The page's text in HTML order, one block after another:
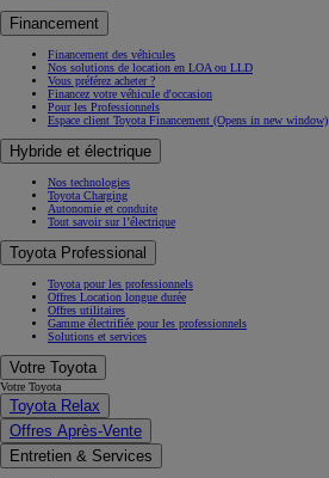
Financement
Financement des véhicules
Nos solutions de location en LOA ou LLD
Vous préférez acheter ?
Financez votre véhicule d'occasion
Pour les Professionnels
Espace client Toyota Financement (Opens in new window)
Hybride et électrique
Nos technologies
Toyota Charging
Autonomie et conduite
Tout savoir sur l’électrique
Toyota Professional
Toyota pour les professionnels
Offres Location longue durée
Offres utilitaires
Gamme électrifiée pour les professionnels
Solutions et services
Votre Toyota
Votre Toyota
Toyota Relax
Offres Après-Vente
Entretien & Services